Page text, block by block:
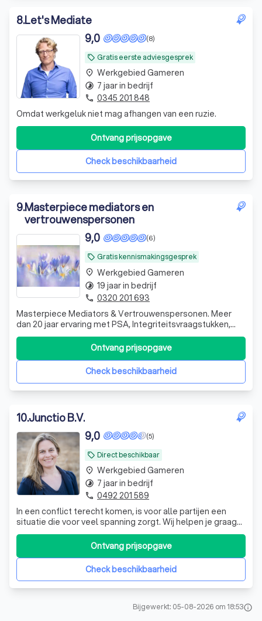
8.Let's Mediate
local_offer Gratis eerste adviesgesprek
(8)
9,0
Omdat werkgeluk niet mag afhangen van een ruzie.
Check beschikbaarheid
Ontvang prijsopgave
place Werkgebied Gameren
timelapse 7 jaar in bedrijf
phone 0345 201 848
9.Masterpiece mediators en
vertrouwenspersonen
local_offer Gratis kennismakingsgesprek
(6)
9,0
Masterpiece Mediators & Vertrouwenspersonen. Meer
dan 20 jaar ervaring met PSA, Integriteitsvraagstukken,
conflictbeslechting en recht.
Check beschikbaarheid
Ontvang prijsopgave
place Werkgebied Gameren
timelapse 19 jaar in bedrijf
phone 0320 201 693
10.Junctio B.V.
local_offer Direct beschikbaar
(5)
9,0
In een conflict terecht komen, is voor alle partijen een
situatie die voor veel spanning zorgt. Wij helpen je graag
snel op weg richting een oplossing!
Check beschikbaarheid
Ontvang prijsopgave
place Werkgebied Gameren
timelapse 7 jaar in bedrijf
phone 0492 201 589
Bijgewerkt: 05-08-2026 om 18:53info